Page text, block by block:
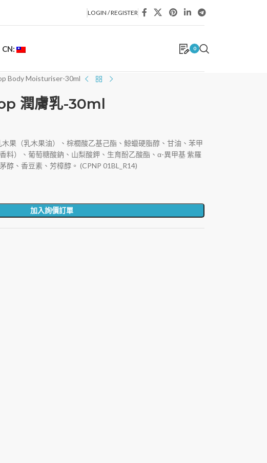
LOGIN / REGISTER
CN: 0
Body Moisturiser-30ml
潤膚乳-30ml
果（乳木果油）、棕櫚酸乙基己酯、鯨蠟硬脂醇、甘油、苯甲
料）、葡萄糖酸鈉、山梨酸鉀、生育酚乙酸酯、α-異甲基 紫羅
醇、香豆素、芳樟醇。 (CPNP 01BL_R14)
加入詢價訂單